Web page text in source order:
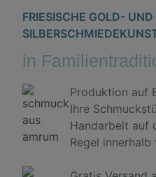
FRIESISCHE GOLD- UND
in
Produktion auf
Ihre
Handarbeit auf
Regel